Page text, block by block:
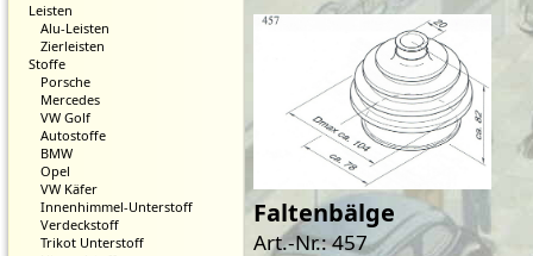
Leisten
Alu-Leisten
Zierleisten
Stoffe
Porsche
Mercedes
VW Golf
Autostoffe
BMW
Opel
VW Käfer
Innenhimmel-Unterstoff
Verdeckstoff
Trikot Unterstoff
Faltenbälge
Art.-Nr.: 457